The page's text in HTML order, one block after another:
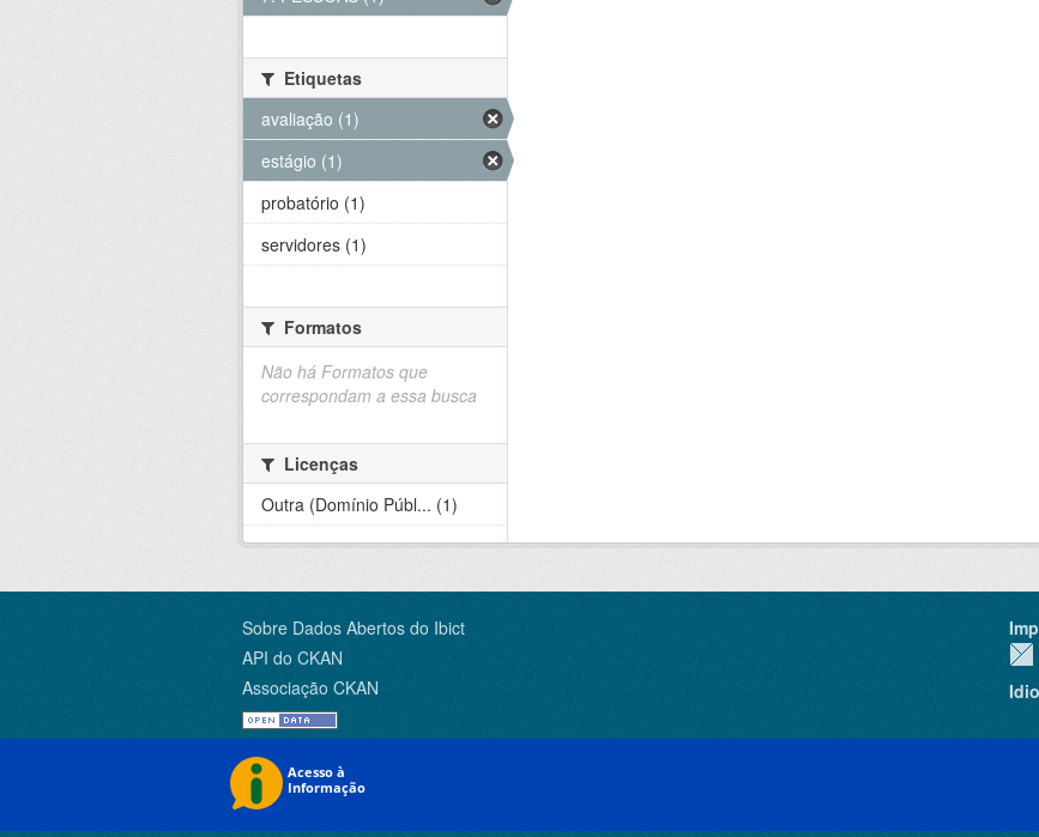
Etiquetas
avaliação (1)
estágio (1)
probatório (1)
servidores (1)
Formatos
Não há Formatos que
correspondam a essa busca
Licenças
Outra (Domínio Públ... (1)
Sobre Dados Abertos do Ibict
API do CKAN
Associação CKAN